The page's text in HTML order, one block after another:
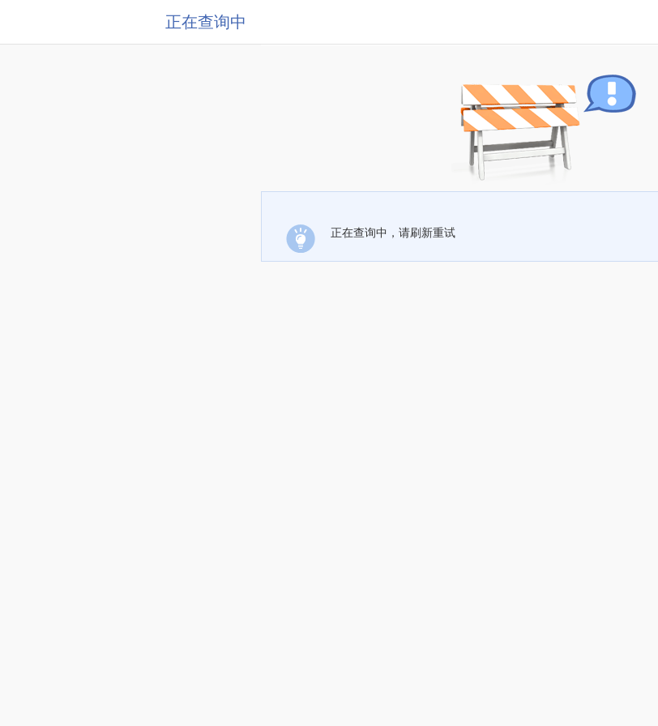
正在查询中
正在查询中，请刷新重试